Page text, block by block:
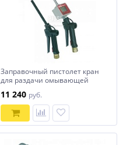
Заправочный пистолет кран
для раздачи омывающей
11 240 руб.